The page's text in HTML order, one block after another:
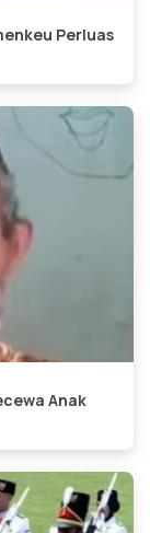
Perluas
Anak